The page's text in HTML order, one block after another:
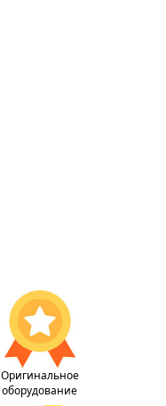
Оригинальное
оборудование